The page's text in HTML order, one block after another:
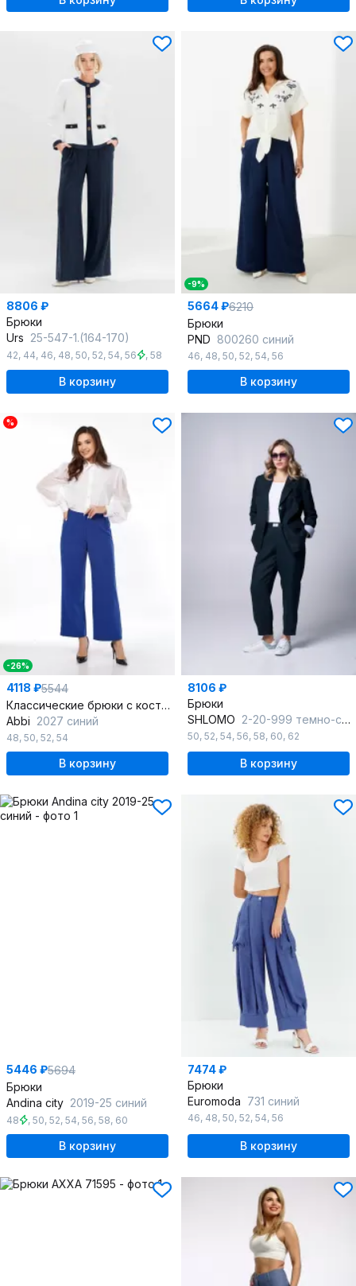
8806 ₽
Брюки
Urs 25-547-1.(164-170)
42, 44, 46, 48, 50, 52, 54, 56 , 58
В корзину
-9%
5664 ₽6210
Брюки
PND 800260 синий
46, 48, 50, 52, 54, 56
В корзину
%
-26%
4118 ₽5544
Классические брюки с костюмной тканью и притачным поясом
Abbi 2027 синий
48, 50, 52, 54
В корзину
8106 ₽
Брюки
SHLOMO 2-20-999 темно-синий
50, 52, 54, 56, 58, 60, 62
В корзину
5446 ₽5694
Брюки
Andina city 2019-25 синий
48 , 50, 52, 54, 56, 58, 60
В корзину
7474 ₽
Брюки
Euromoda 731 синий
46, 48, 50, 52, 54, 56
В корзину